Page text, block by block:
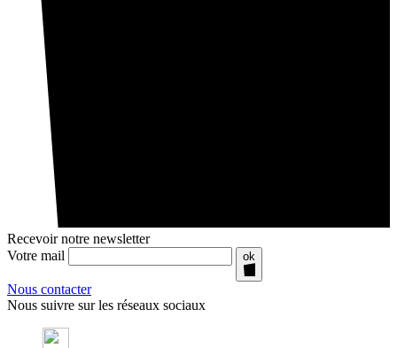
Recevoir notre newsletter
Votre mail
ok
Nous contacter
Nous suivre sur les réseaux sociaux